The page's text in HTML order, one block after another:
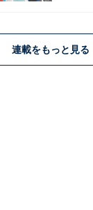
連載をもっと見る